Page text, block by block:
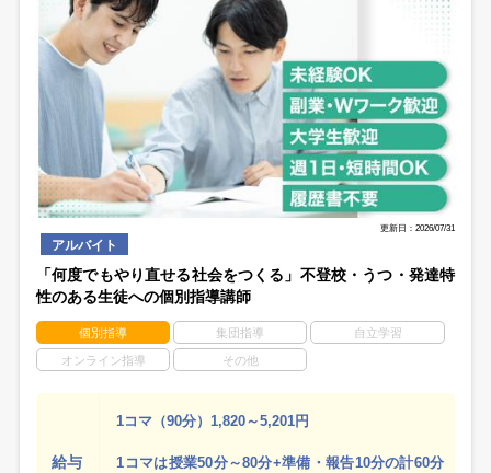
更新日：2026/07/31
アルバイト
「何度でもやり直せる社会をつくる」不登校・うつ・発達特
性のある生徒への個別指導講師
個別指導 集団指導 自立学習
オンライン指導 その他
給与
1コマ（90分）1,820～5,201円
1コマは授業50分～80分+準備・報告10分の計60分